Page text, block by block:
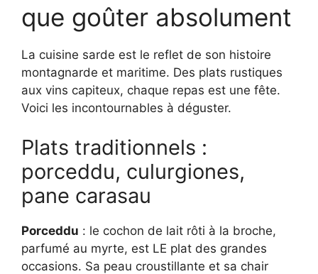
que goûter absolument
La cuisine sarde est le reflet de son histoire
montagnarde et maritime. Des plats rustiques
aux vins capiteux, chaque repas est une fête.
Voici les incontournables à déguster.
Plats traditionnels :
porceddu, culurgiones,
pane carasau
Porceddu : le cochon de lait rôti à la broche,
parfumé au myrte, est LE plat des grandes
occasions. Sa peau croustillante et sa chair